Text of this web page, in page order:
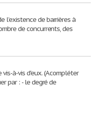
l’existence de barrières à
de concurrents, des
à-vis d'eux. (A compléter
par : - le degré de